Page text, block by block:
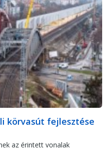
körvasút fejlesztése
az érintett vonalak